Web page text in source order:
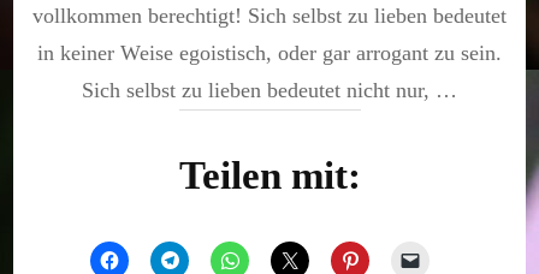
vollkommen berechtigt! Sich selbst zu lieben bedeutet
in keiner Weise egoistisch, oder gar arrogant zu sein.
Sich selbst zu lieben bedeutet nicht nur, …
Teilen mit: